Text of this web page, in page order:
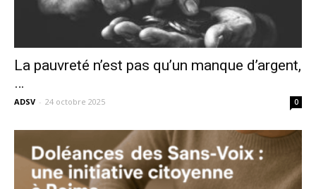
La pauvreté n’est pas qu’un manque d’argent,
…
ADSV - 24 octobre 2025 0